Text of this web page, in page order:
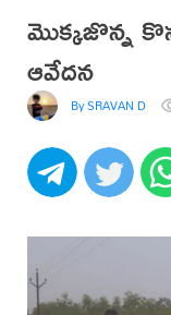
మొక్కజొన్న
ఆవేదన
By SRAVAN D